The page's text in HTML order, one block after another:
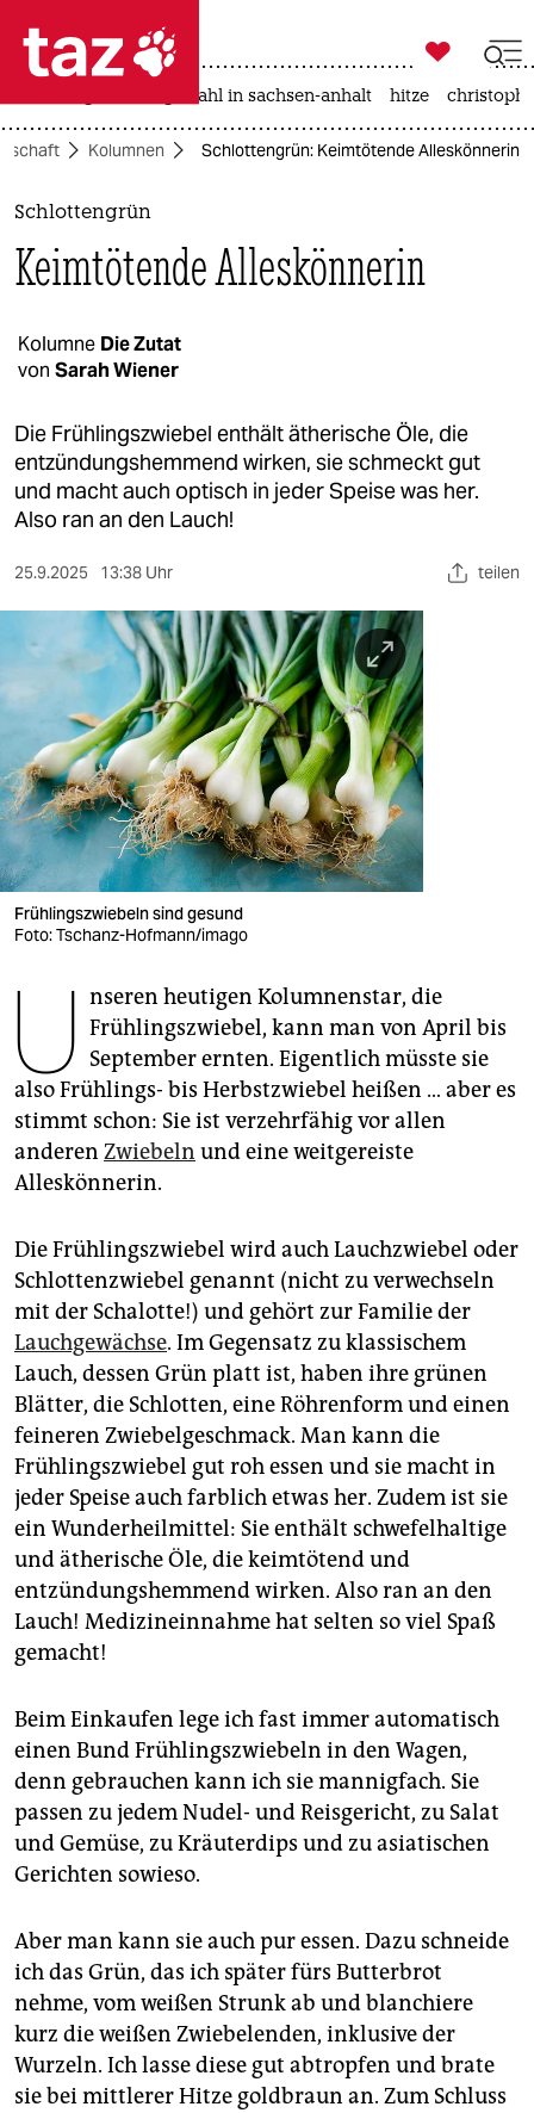
 taz zahl ich
taz zahl ich
themen
politik
gesellschaft
kultur
sport
berlin
nord
wahrheit
verlag
verlag
veranstaltungen
shop
fragen & hilfe
unterstützen
genossenschaft
epaper login

taz zahl ich
landtagswahl in sachsen-anhalt hitze
Kolumnen Schlottengrün: Keimtötende Alleskönnerin
Schlottengrün
Keimtötende Alleskönnerin
Kolumne Die Zutat
von Sarah Wiener
Die Frühlingszwiebel enthält ätherische Öle, die
entzündungshemmend wirken, sie schmeckt gut
und macht auch optisch in jeder Speise was her.
Also ran an den Lauch!
25.9.2025 13:38 Uhr teilen
Frühlingszwiebeln sind gesund
Foto: Tschanz-Hofmann/imago
U nseren heutigen Kolumnenstar, die
Frühlingszwiebel, kann man von April bis
September ernten. Eigentlich müsste sie
also Frühlings- bis Herbstzwiebel heißen … aber es
stimmt schon: Sie ist verzehrfähig vor allen
anderen Zwiebeln und eine weitgereiste
Alleskönnerin.
Die Frühlingszwiebel wird auch Lauchzwiebel oder
Schlottenzwiebel genannt (nicht zu verwechseln
mit der Schalotte!) und gehört zur Familie der
Lauchgewächse. Im Gegensatz zu klassischem
Lauch, dessen Grün platt ist, haben ihre grünen
Blätter, die Schlotten, eine Röhrenform und einen
feineren Zwiebelgeschmack. Man kann die
Frühlingszwiebel gut roh essen und sie macht in
jeder Speise auch farblich etwas her. Zudem ist sie
ein Wunderheilmittel: Sie enthält schwefelhaltige
und ätherische Öle, die keimtötend und
entzündungshemmend wirken. Also ran an den
Lauch! Medizineinnahme hat selten so viel Spaß
gemacht!
Beim Einkaufen lege ich fast immer automatisch
einen Bund Frühlingszwiebeln in den Wagen,
denn gebrauchen kann ich sie mannigfach. Sie
passen zu jedem Nudel- und Reisgericht, zu Salat
und Gemüse, zu Kräuterdips und zu asiatischen
Gerichten sowieso.
Aber man kann sie auch pur essen. Dazu schneide
ich das Grün, das ich später fürs Butterbrot
nehme, vom weißen Strunk ab und blanchiere
kurz die weißen Zwiebelenden, inklusive der
Wurzeln. Ich lasse diese gut abtropfen und brate
sie bei mittlerer Hitze goldbraun an. Zum Schluss